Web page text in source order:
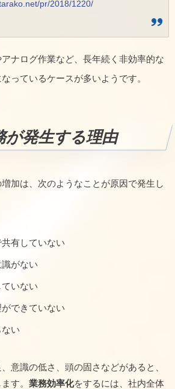
pr/2018/1220/
ナログ作業など、長年続く非効率的な
っているケースが多いようです。
が発生する理由
加は、次のようなことが原因で発生し
有していない
がない
いない
できていない
い
意識の低さ、頭の固さなどがあると、
す。 業務効率化をするには、社内全体